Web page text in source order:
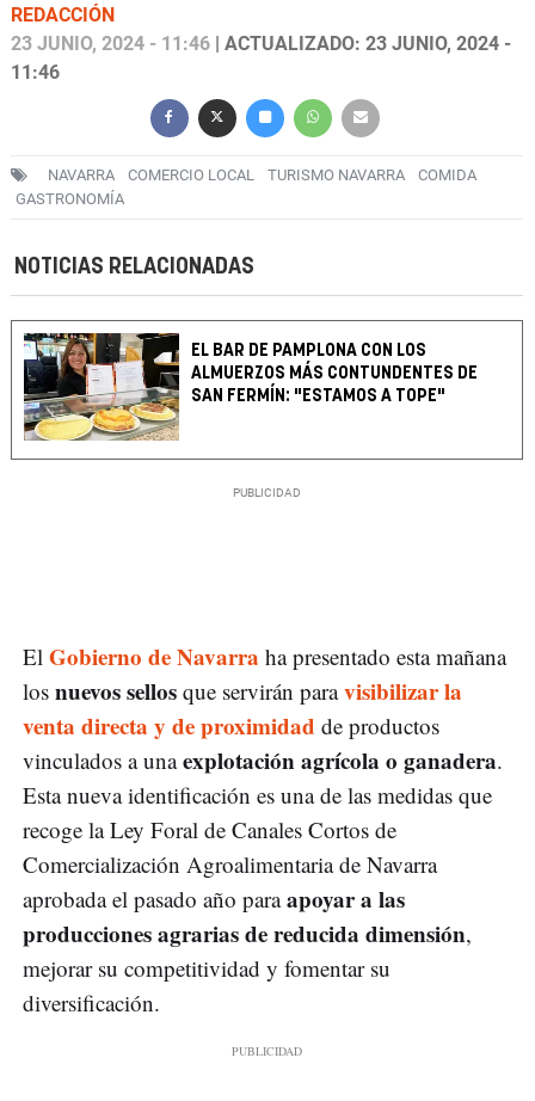
REDACCIÓN
23 JUNIO, 2024 - 11:46 | ACTUALIZADO: 23 JUNIO, 2024 -
11:46
NAVARRA COMERCIO LOCAL TURISMO NAVARRA
COMIDA
GASTRONOMÍA
NOTICIAS RELACIONADAS
EL BAR DE PAMPLONA CON LOS
ALMUERZOS MÁS CONTUNDENTES DE
SAN FERMÍN: "ESTAMOS A TOPE"
El Gobierno de Navarra ha presentado esta mañana
los nuevos sellos que servirán paravisibilizar la
venta directa y de proximidad de productos
vinculados a unaexplotación agrícola o ganadera.
Esta nueva identificación es una de las medidas que
recoge la Ley Foral de Canales Cortos de
Comercialización Agroalimentaria de Navarra
aprobada el pasado año paraapoyar a las
producciones agrarias de reducida dimensión,
mejorar su competitividad y fomentar su
diversificación.